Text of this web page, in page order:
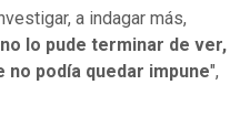
a indagar más,
no lo pude terminar de ver,
podía quedar impune",